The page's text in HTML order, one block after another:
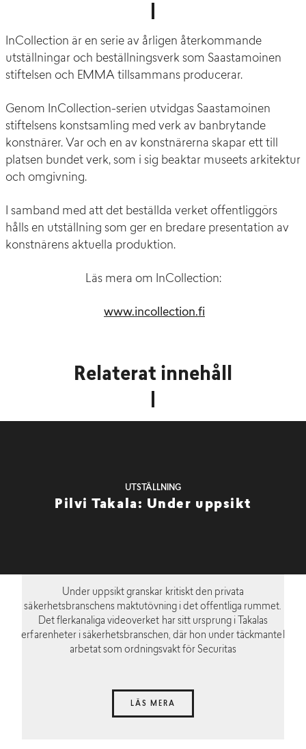
InCollection är en serie av årligen återkommande
utställningar och beställningsverk som Saastamoinen
stiftelsen och EMMA tillsammans producerar.
Genom InCollection-serien utvidgas Saastamoinen
stiftelsens konstsamling med verk av banbrytande
konstnärer. Var och en av konstnärerna skapar ett till
platsen bundet verk, som i sig beaktar museets arkitektur
och omgivning.
I samband med att det beställda verket offentliggörs
hålls en utställning som ger en bredare presentation av
konstnärens aktuella produktion.
Läs mera om InCollection:
www.incollection.fi
Relaterat innehåll
UTSTÄLLNING
Pilvi Takala: Under uppsikt
Under uppsikt granskar kritiskt den privata
säkerhetsbranschens maktutövning i det offentliga rummet.
Det flerkanaliga videoverket har sitt ursprung i Takalas
erfarenheter i säkerhetsbranschen, där hon under täckmantel
arbetat som ordningsvakt för Securitas
LÄS MERA